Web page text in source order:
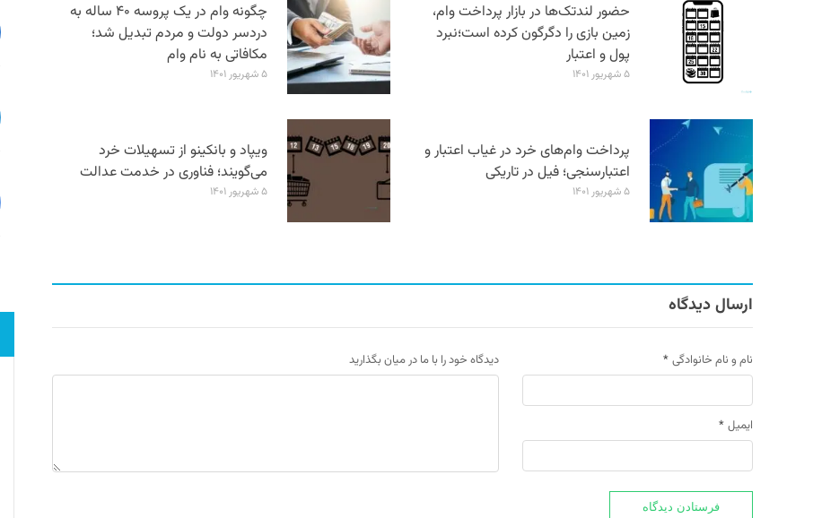
حضور لندتک‌ها در بازار پرداخت وام،
زمین بازی را دگرگون کرده است؛نبرد
پول و اعتبار
۵ شهریور ۱۴۰۱
چگونه وام در یک پروسه ۴۰ ساله به
دردسر دولت و مردم تبدیل شد؛
مکافاتی به نام وام
۵ شهریور ۱۴۰۱
پرداخت وام‌های خرد در غیاب اعتبار و
اعتبارسنجی؛ فیل در تاریکی
۵ شهریور ۱۴۰۱
ویپاد و بانکینو از تسهیلات خرد
می‌گویند؛ فناوری در خدمت عدالت
۵ شهریور ۱۴۰۱
ارسال دیدگاه
نام و نام خانوادگی *
ایمیل *
دیدگاه خود را با ما در میان بگذارید